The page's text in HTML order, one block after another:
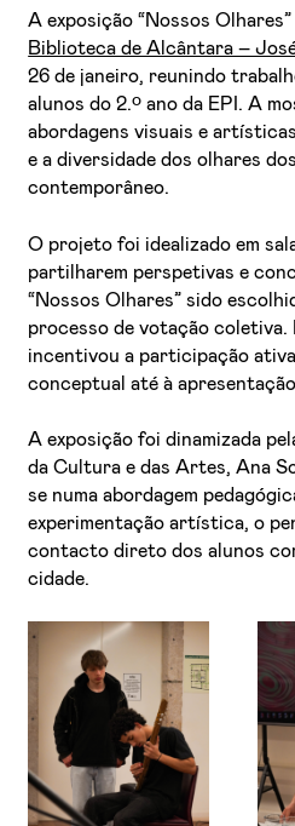
A exposição “Nossos
Biblioteca de Alcântara –
26 de janeiro, reunindo
alunos do 2.º ano da EPI. A
abordagens visuais e
e a diversidade dos olhares
contemporâneo.
O projeto foi idealizado em
partilharem perspetivas e
“Nossos Olhares” sido
processo de votação coletiva.
incentivou a participação
conceptual até à
A exposição foi dinamizada
da Cultura e das Artes, Ana
se numa abordagem
experimentação artística, o
contacto direto dos alunos
cidade.